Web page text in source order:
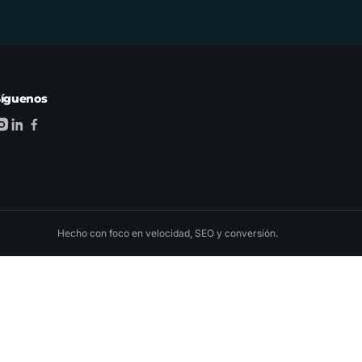
Hecho con foco en velocidad, SEO y conversión.